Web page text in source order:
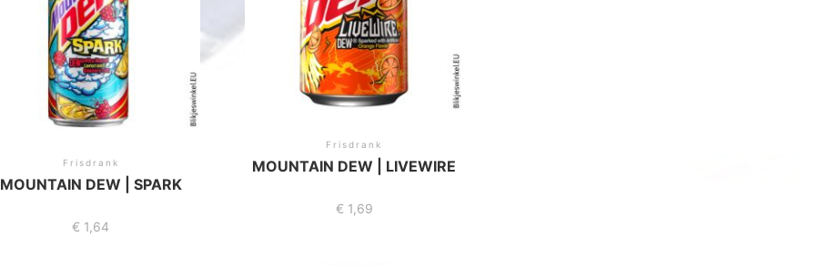
Frisdrank
MOUNTAIN DEW | LIVEWIRE
€ 1,69
Frisdrank
MOUNTAIN DEW | SPARK
€ 1,64